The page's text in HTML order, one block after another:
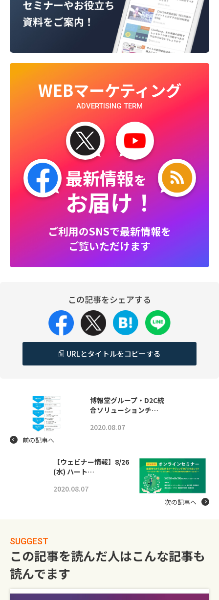
WEBマーケティング
ADVERTISING TERM
最新情報を
お届け！
ご利用のSNSで最新情報を
ご覧いただけます
この記事をシェアする
URLとタイトルをコピーする
博報堂グループ・D2C統
合ソリューションチ…
2020.08.07
前の記事へ
【ウェビナー情報】8/26
(水) ハート…
2020.08.07
次の記事へ
SUGGEST
この記事を読んだ人はこんな記事も
読んでます